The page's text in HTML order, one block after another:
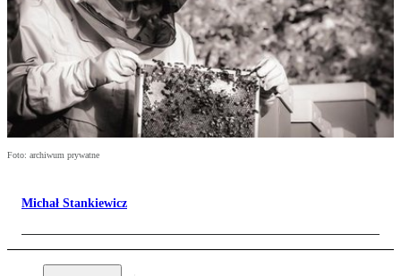
Foto: archiwum prywatne
Michał Stankiewicz